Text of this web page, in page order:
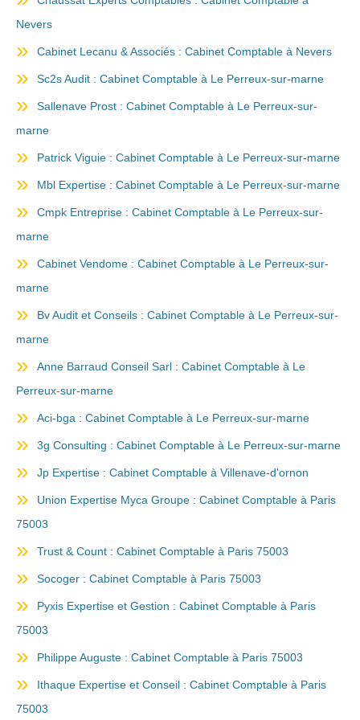
Nevers
Cabinet Lecanu & Associés : Cabinet Comptable à Nevers
Sc2s Audit : Cabinet Comptable à Le Perreux-sur-marne
Sallenave Prost : Cabinet Comptable à Le Perreux-sur-
marne
Patrick Viguie : Cabinet Comptable à Le Perreux-sur-marne
Mbl Expertise : Cabinet Comptable à Le Perreux-sur-marne
Cmpk Entreprise : Cabinet Comptable à Le Perreux-sur-
marne
Cabinet Vendome : Cabinet Comptable à Le Perreux-sur-
marne
Bv Audit et Conseils : Cabinet Comptable à Le Perreux-sur-
marne
Anne Barraud Conseil Sarl : Cabinet Comptable à Le
Perreux-sur-marne
Aci-bga : Cabinet Comptable à Le Perreux-sur-marne
3g Consulting : Cabinet Comptable à Le Perreux-sur-marne
Jp Expertise : Cabinet Comptable à Villenave-d'ornon
Union Expertise Myca Groupe : Cabinet Comptable à Paris
75003
Trust & Count : Cabinet Comptable à Paris 75003
Socoger : Cabinet Comptable à Paris 75003
Pyxis Expertise et Gestion : Cabinet Comptable à Paris
75003
Philippe Auguste : Cabinet Comptable à Paris 75003
Ithaque Expertise et Conseil : Cabinet Comptable à Paris
75003